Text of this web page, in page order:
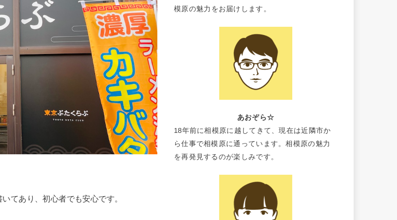
てあり、初心者でも安心です。
模原の魅力をお届けします。
あおぞら☆
18年前に相模原に越してきて、現在は近隣市か
ら仕事で相模原に通っています。相模原の魅力
を再発見するのが楽しみです。